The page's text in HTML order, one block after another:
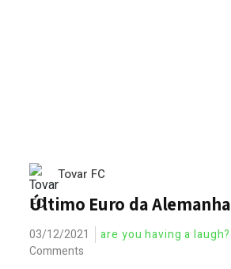
Tovar FC
Último Euro da Alemanha
03/12/2021 are you having a laugh?
Comments